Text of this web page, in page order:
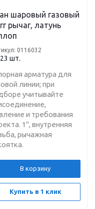
шаровый газовый
рычаг, латунь
23 шт.
0116032
арматура для
линии; при
учитывайте
и требования
1", внутренняя
рычажная
В корзину
Купить в 1 клик